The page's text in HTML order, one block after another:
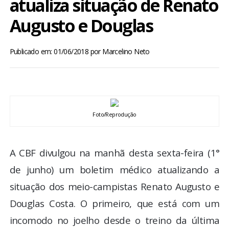
POMBAL E REGIÃO
PARAÍBA
BRASIL
ENTRETENIMENTO
ENQUETE
TV LPB
atualiza situação de Renato
Augusto e Douglas
Publicado em: 01/06/2018 porMarcelino Neto
Foto/Reprodução
A CBF divulgou na manhã desta sexta-feira (1°
de junho) um boletim médico atualizando a
situação dos meio-campistas Renato Augusto e
Douglas Costa. O primeiro, que está com um
incomodo no joelho desde o treino da última